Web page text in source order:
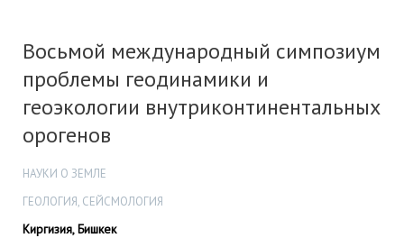
Восьмой международный симпозиум
проблемы геодинамики и
геоэкологии внутриконтинентальных
орогенов
НАУКИ О ЗЕМЛЕ
ГЕОЛОГИЯ, СЕЙСМОЛОГИЯ
Киргизия, Бишкек